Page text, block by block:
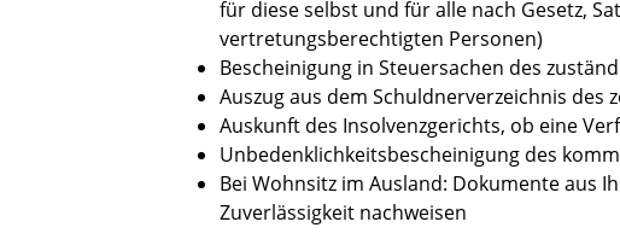
für diese selbst und für alle nach Gesetz,
vertretungsberechtigten Personen)
Bescheinigung in Steuersachen des
Auszug aus dem Schuldnerverzeichnis des
Auskunft des Insolvenzgerichts, ob eine
Unbedenklichkeitsbescheinigung des
Bei Wohnsitz im Ausland: Dokumente aus
Zuverlässigkeit nachweisen